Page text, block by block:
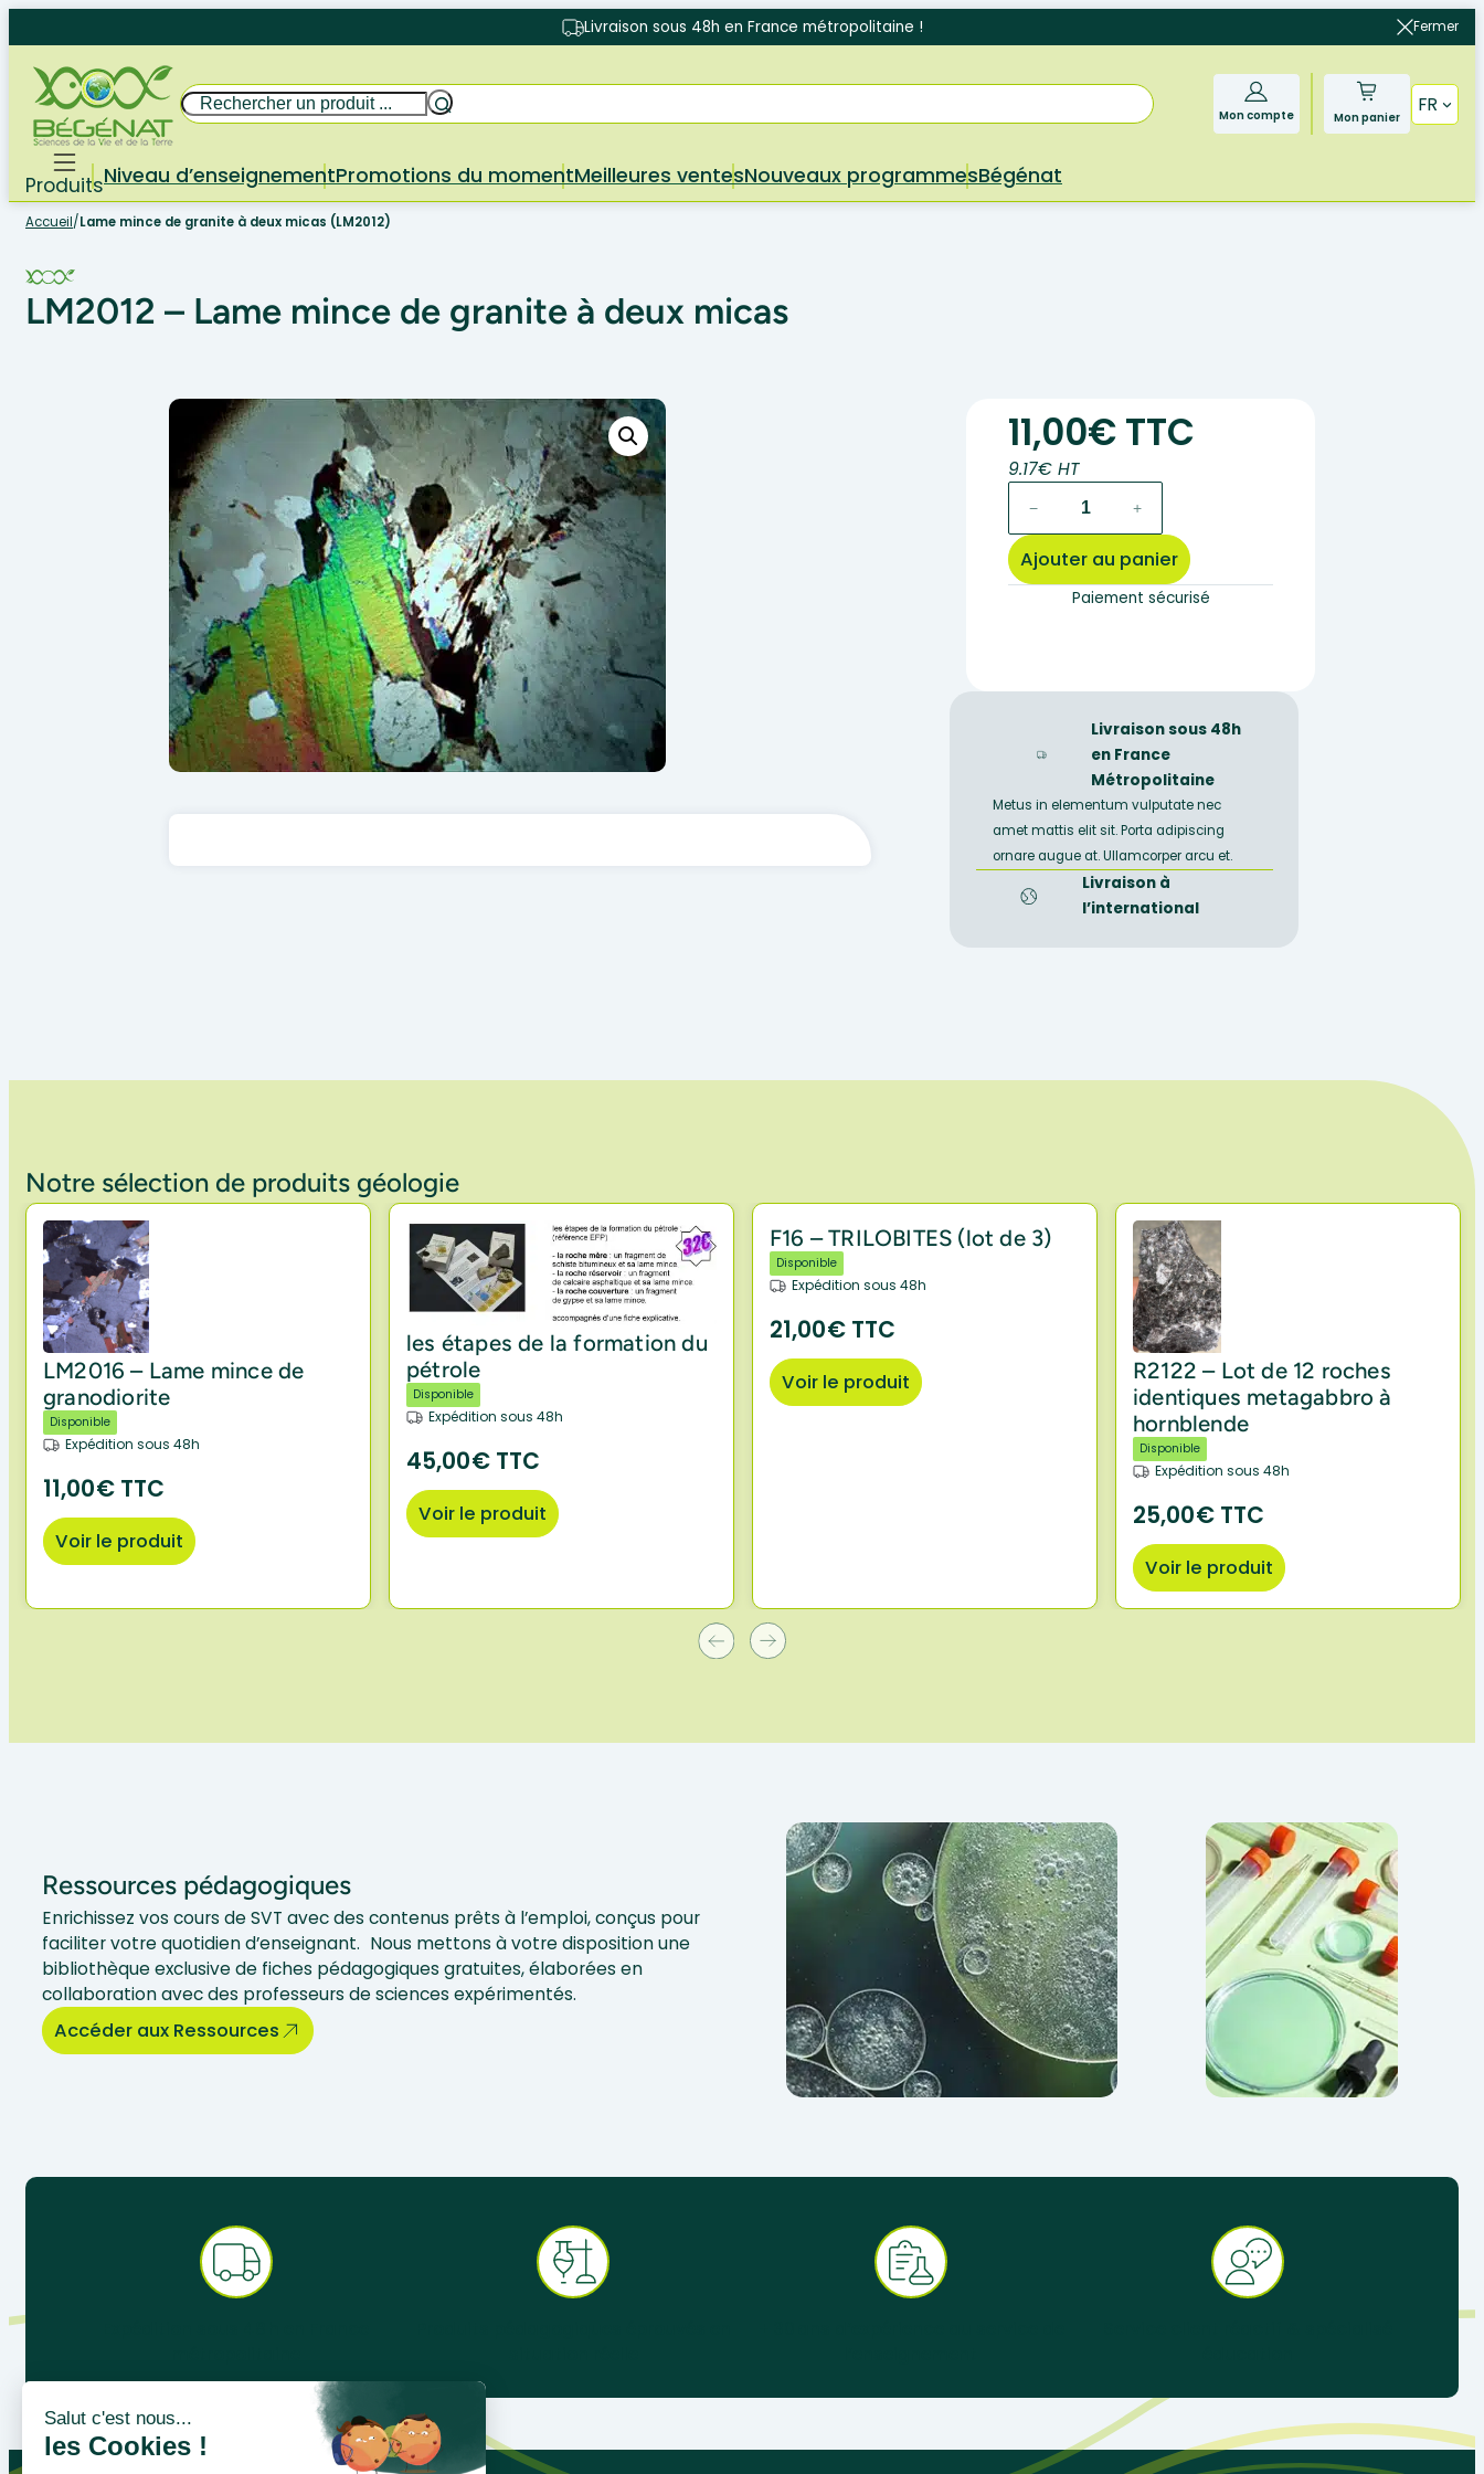
au
contenu
Fermer
Livraison sous 48h en France métropolitaine !
Mon compte Mon panier
FR
Produits
Rechercher
Niveau d’enseignementPromotions du momentMeilleures ventesNouveaux programmesBégénat
Accueil/Lame mince de granite à deux micas (LM2012)
LM2012 – Lame mince de granite à deux micas
11,00€ TTC
9.17€ HT
LM2012
–
à
micas
− +
Ajouter au panier
Paiement sécurisé
Livraison sous 48h
en France
Métropolitaine
Metus in elementum vulputate nec
amet mattis elit sit. Porta adipiscing
ornare augue at. Ullamcorper arcu et.
Livraison à
l’international
Notre sélection de produits géologie
LM2016 – Lame mince de
granodiorite
Disponible
Expédition sous 48h
11,00€ TTC
Voir le produit
les étapes de la formation du
pétrole
Disponible
Expédition sous 48h
45,00€ TTC
Voir le produit
F16 – TRILOBITES (lot de 3)
Disponible
Expédition sous 48h
21,00€ TTC
Voir le produit
R2122 – Lot de 12 roches
identiques metagabbro à
hornblende
Disponible
Expédition sous 48h
25,00€ TTC
Voir le produit
Ressources pédagogiques
Enrichissez vos cours de SVT avec des contenus prêts à l’emploi, conçus pour
faciliter votre quotidien d’enseignant. Nous mettons à votre disposition une
bibliothèque exclusive de fiches pédagogiques gratuites, élaborées en
collaboration avec des professeurs de sciences expérimentés.
Accéder aux Ressources